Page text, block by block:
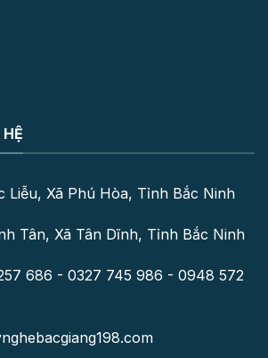
Liễu, Xã Phú Hòa, Tỉnh Bắc Ninh
Tân, Xã Tân Dĩnh, Tỉnh Bắc Ninh
686 - 0327 745 986 - 0948 572